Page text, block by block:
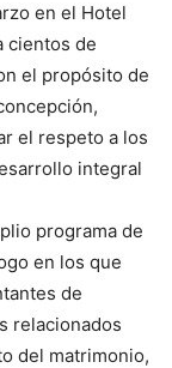
en el Hotel
cientos de
el propósito de
el respeto a los
integral
programa de
en los que
de
relacionados
del matrimonio,